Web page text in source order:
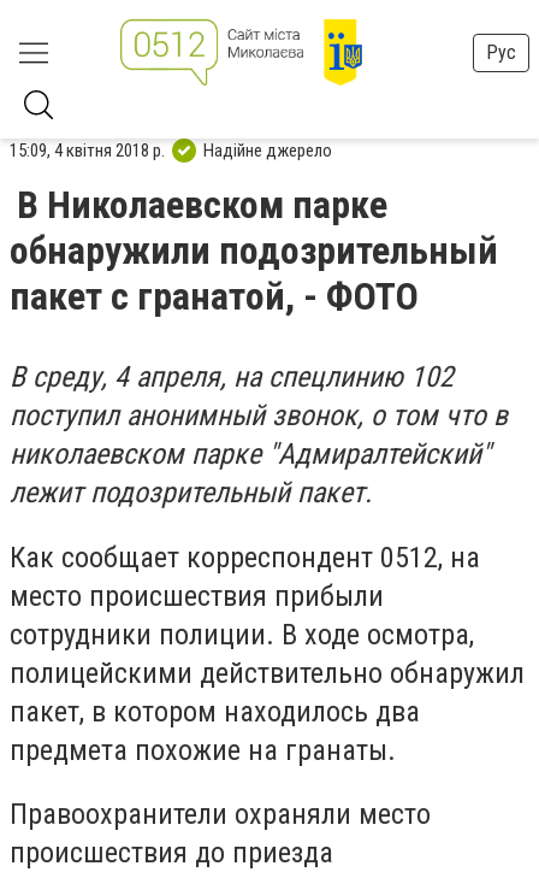
Рус
15:09, 4 квітня 2018 р. Надійне джерело
В Николаевском парке
обнаружили подозрительный
пакет с гранатой, - ФОТО
В среду, 4 апреля, на спецлинию 102
поступил анонимный звонок, о том что в
николаевском парке "Адмиралтейский"
лежит подозрительный пакет.
Как сообщает корреспондент 0512, на
место происшествия прибыли
сотрудники полиции. В ходе осмотра,
полицейскими действительно обнаружил
пакет, в котором находилось два
предмета похожие на гранаты.
Правоохранители охраняли место
происшествия до приезда